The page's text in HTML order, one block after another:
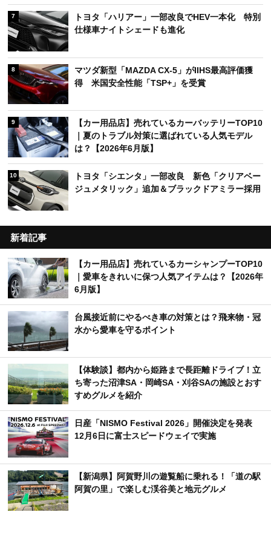
7
トヨタ「ハリアー」一部改良でHEV一本化 特別
仕様車ナイトシェードも進化
8
マツダ新型「MAZDA CX-5」がIIHS最高評価獲
得 米国安全性能「TSP+」を受賞
9
【カー用品店】売れているカーバッテリーTOP10
｜夏のトラブル対策に選ばれている人気モデル
は？【2026年6月版】
10
トヨタ「シエンタ」一部改良 新色「クリアベー
ジュメタリック」追加＆ブラックドアミラー採用
新着記事
【カー用品店】売れているカーシャンプーTOP10
｜愛車をきれいに保つ人気アイテムは？【2026年
6月版】
台風接近前にやるべき車の対策とは？飛来物・冠
水から愛車を守るポイント
【体験談】都内から姫路まで長距離ドライブ！立
ち寄った沼津SA・岡崎SA・刈谷SAの施設とおす
すめグルメを紹介
日産「NISMO Festival 2026」開催決定を発表
12月6日に富士スピードウェイで実施
【新潟県】阿賀野川の遊覧船に乗れる！「道の駅
阿賀の里」で楽しむ渓谷美と地元グルメ